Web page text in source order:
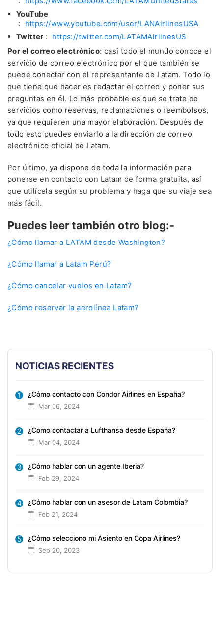
YouTube
: https://www.youtube.com/user/LANAirlinesUSA
Twitter : https://twitter.com/LATAMAirlinesUS
Por el correo electrónico: casi todo el mundo conoce el
servicio de correo electrónico por el que también se
puede conectar con el representante de Latam. Todo lo
que tiene que hacer es redactar el correo y poner sus
preguntas en él. Lo más probable es que se trate de
servicios como reservas, reclamaciones o reembolsos,
ya que requieren una mayor elaboración. Después de
todo esto puedes enviarlo a la dirección de correo
electrónico oficial de Latam.
Por último, ya dispone de toda la información para
ponerse en contacto con Latam de forma gratuita, así
que utilícela según su problema y haga que su viaje sea
más fácil.
Puedes leer también otro blog:-
¿Cómo llamar a LATAM desde Washington?
¿Cómo llamar a Latam Perú?
¿Cómo cancelar vuelos en Latam?
¿Cómo reservar la aerolínea Latam?
NOTICIAS RECIENTES
1 ¿Cómo contacto con Condor Airlines en España?
Mar 06, 2024
2 ¿Como contactar a Lufthansa desde España?
Mar 04, 2024
3 ¿Cómo hablar con un agente Iberia?
Feb 29, 2024
4 ¿Cómo hablar con un asesor de Latam Colombia?
Feb 21, 2024
5 ¿Cómo selecciono mi Asiento en Copa Airlines?
Sep 20, 2023